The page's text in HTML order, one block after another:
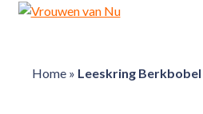
Home» Leeskring Berkbobel